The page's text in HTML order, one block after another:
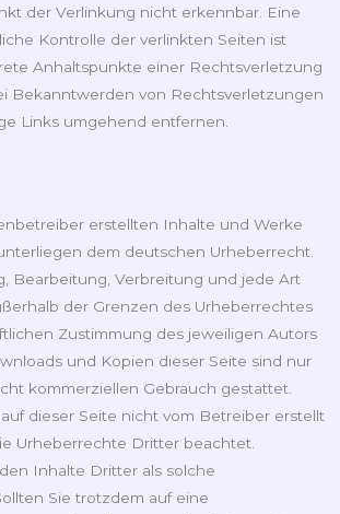
der Verlinkung nicht erkennbar. Eine
Kontrolle der verlinkten Seiten ist
Anhaltspunkte einer Rechtsverletzung
Bekanntwerden von Rechtsverletzungen
Links umgehend entfernen.
erstellten Inhalte und Werke
dem deutschen Urheberrecht.
Bearbeitung, Verbreitung und jede Art
der Grenzen des Urheberrechtes
Zustimmung des jeweiligen Autors
und Kopien dieser Seite sind nur
kommerziellen Gebrauch gestattet.
dieser Seite nicht vom Betreiber erstellt
Urheberrechte Dritter beachtet.
Inhalte Dritter als solche
Sie trotzdem auf eine